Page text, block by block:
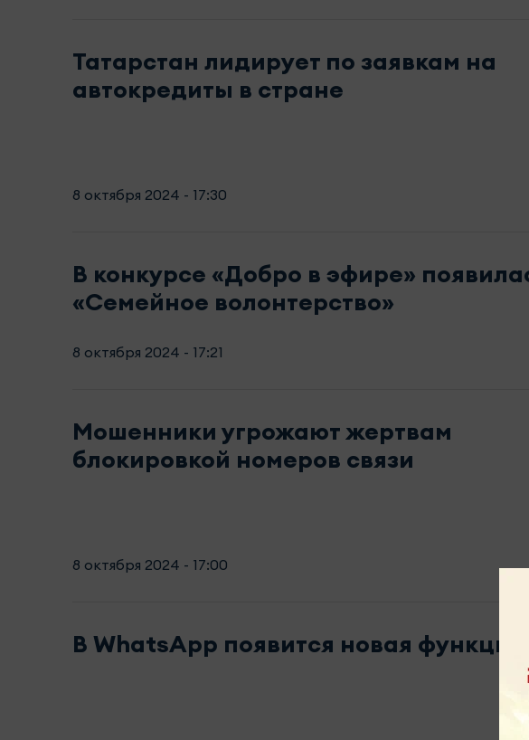
Татарстан лидирует по заявкам на
автокредиты в стране
8 октября 2024 - 17:30
В конкурсе «Добро в эфире»
«Семейное волонтерство»
8 октября 2024 - 17:21
Мошенники угрожают жертвам
блокировкой номеров связи
8 октября 2024 - 17:00
В WhatsApp появится новая функция